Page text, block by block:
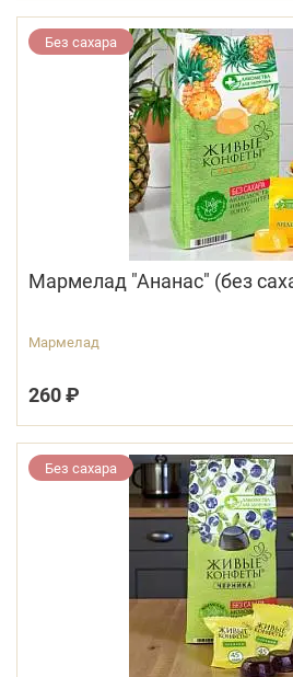
Без сахара
Мармелад "Ананас" (без
Мармелад
260 ₽
Без сахара